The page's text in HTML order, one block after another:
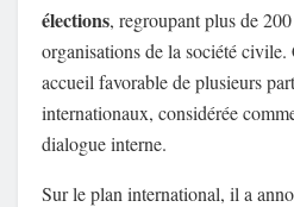
élections, regroupant plus de
organisations de la société
accueil favorable de plusieurs
internationaux, considérée
dialogue interne.
Sur le plan international, il a